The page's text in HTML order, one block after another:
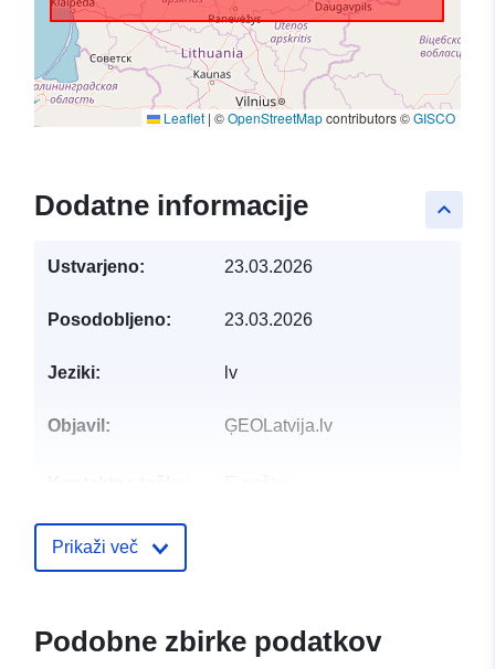
Leaflet | ©OpenStreetMapcontributors ©GISCO
keyboard_arrow_up
Dodatne informacije
Ustvarjeno: 23.03.2026
Posodobljeno: 23.03.2026
Jeziki: lv
Objavil: ĢEOLatvija.lv
Katalogski zapis:
Prikaži več
Podobne zbirke podatkov